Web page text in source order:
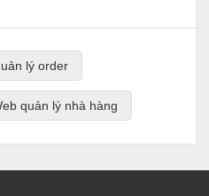
lý order
quản lý nhà hàng